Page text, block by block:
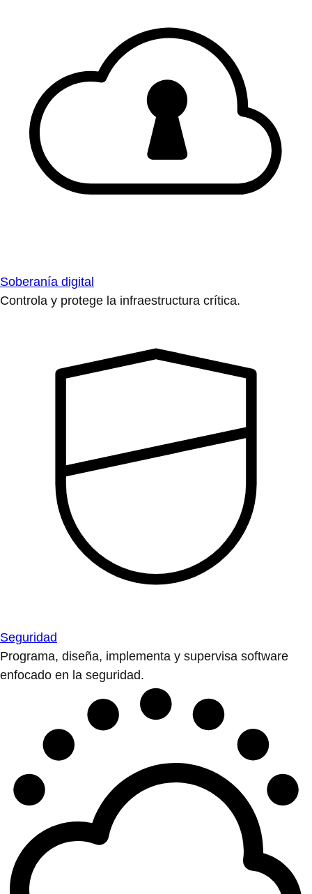
Soberanía digital
Controla y protege la infraestructura crítica.
Seguridad
Programa, diseña, implementa y supervisa software
enfocado en la seguridad.